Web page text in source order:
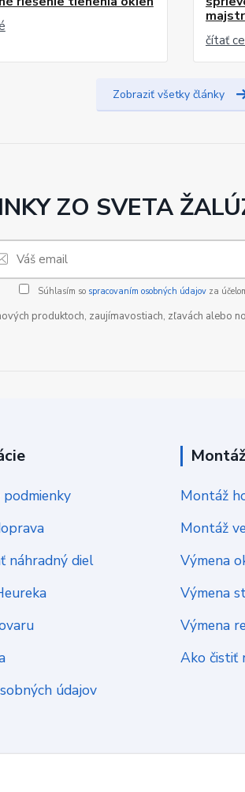
čítať
Zobraziť všetky články
ZO SVETA
Súhlasím so spracovaním osobných údajovza
produktoch, zaujímavostiach, zľavách alebo
náhradný diel
údajov
Montáž
Montáž
Výmena
Výmena
Výmena
Ako čistiť